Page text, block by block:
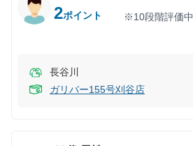
2ポイント ※10段階評価中
長谷川
ガリバー155号刈谷店